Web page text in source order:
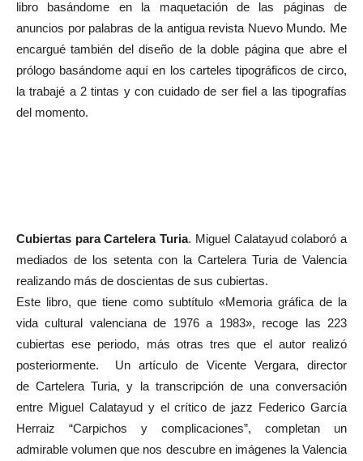
libro basándome en la maquetación de las páginas de
anuncios por palabras de la antigua revista Nuevo Mundo. Me
encargué también del diseño de la doble página que abre el
prólogo basándome aquí en los carteles tipográficos de circo,
la trabajé a 2 tintas y con cuidado de ser fiel a las tipografías
del momento.
Cubiertas para Cartelera Turia. Miguel Calatayud colaboró a
mediados de los setenta con la Cartelera Turia de Valencia
realizando más de doscientas de sus cubiertas.
Este libro, que tiene como subtítulo «Memoria gráfica de la
vida cultural valenciana de 1976 a 1983», recoge las 223
cubiertas ese periodo, más otras tres que el autor realizó
posteriormente. Un artículo de Vicente Vergara, director
de Cartelera Turia, y la transcripción de una conversación
entre Miguel Calatayud y el crítico de jazz Federico García
Herraiz “Carpichos y complicaciones”, completan un
admirable volumen que nos descubre en imágenes la Valencia